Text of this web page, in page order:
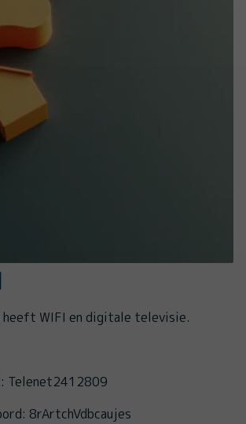
heeft WIFI en digitale televisie.
Telenet2412809
8rArtchVdbcaujes